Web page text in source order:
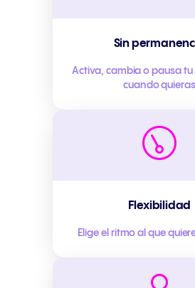
Sin
Activa, cambia o pausa tu
cuando quieras
Flexibilidad
Elige el ritmo al que